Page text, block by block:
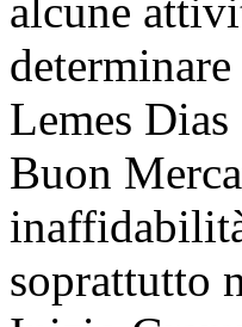
alcune
Lemes
Buon
soprattutto